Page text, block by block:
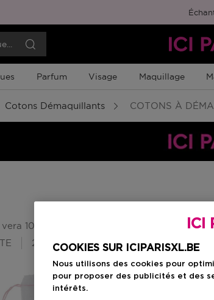
Limitée
Parfum Visage Maquillage
Cotons Démaquillants COTONS À
100% coton/ 1 x 80
2 Points Beauty Member
ICI
COOKIES SUR ICIPARISXL.BE
Nous utilisons des cookies pour
pour proposer des publicités et des
intérêts.